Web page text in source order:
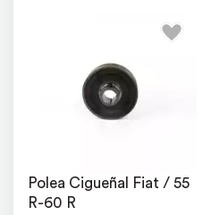
Polea Cigueñal Fiat / 55
R-60 R